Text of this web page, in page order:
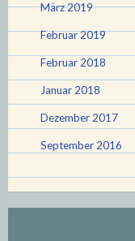
März 2019
Februar 2019
Februar 2018
Januar 2018
Dezember 2017
September 2016